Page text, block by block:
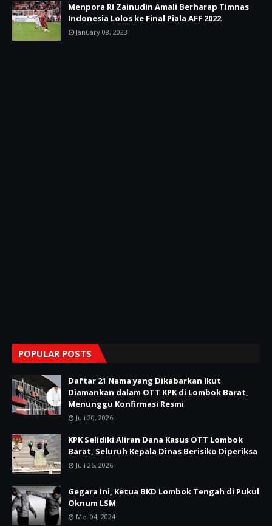
Menpora RI Zainudin Amali Berharap Timnas
Indonesia Lolos ke Final Piala AFF 2022
January 08, 2023
POPULAR POSTS
Daftar 21 Nama yang Dikabarkan Ikut
Diamankan dalam OTT KPK di Lombok Barat,
Menunggu Konfirmasi Resmi
Juli 20, 2026
KPK Selidiki Aliran Dana Kasus OTT Lombok
Barat, Seluruh Kepala Dinas Berisiko Diperiksa
Juli 26, 2026
Gegara Ini, Ketua BKD Lombok Tengah di Pukul
Oknum LSM
Mei 04, 2024